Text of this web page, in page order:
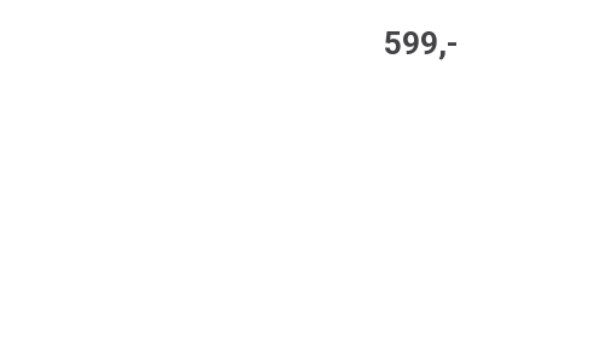
599,-